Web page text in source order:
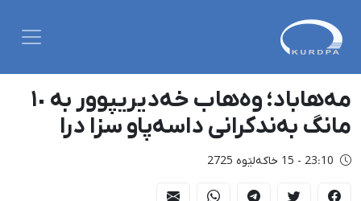
مەهاباد؛ وەهاب خەدیریپوور بە ١٠
مانگ بەندکرانی داسەپاو سزا درا
23:10 - 15 خاکەلێوه 2725